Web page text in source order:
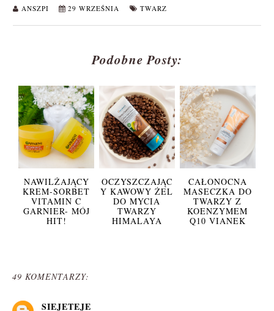
ANSZPI 29 WRZEŚNIA TWARZ
Podobne Posty:
NAWILŻAJĄCY
KREM-SORBET
VITAMIN C
GARNIER- MÓJ
HIT!
OCZYSZCZAJĄC
Y KAWOWY ŻEL
DO MYCIA
TWARZY
HIMALAYA
CAŁONOCNA
MASECZKA DO
TWARZY Z
KOENZYMEM
Q10 VIANEK
49 KOMENTARZY:
SIEJETEJE